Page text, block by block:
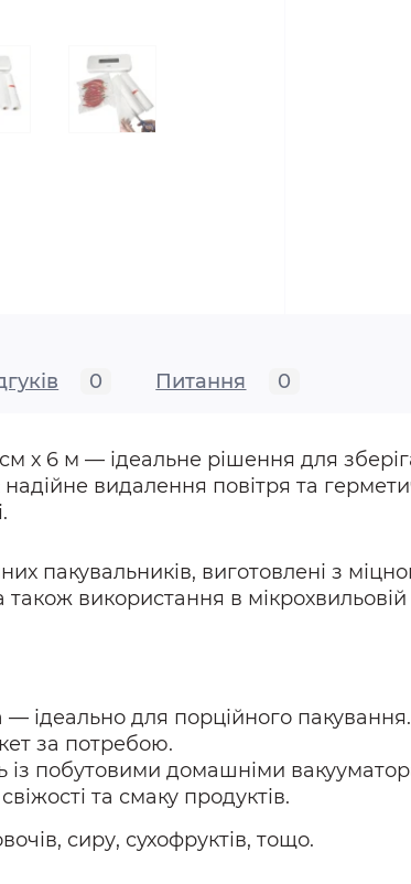
0 Питання 0
х 6 м — ідеальне рішення для
видалення повітря та
пакувальників, виготовлені з
використання в мікрохвильовій
ідеально для порційного пакування.
за потребою.
із побутовими домашніми
та смаку продуктів.
сиру, сухофруктів, тощо.